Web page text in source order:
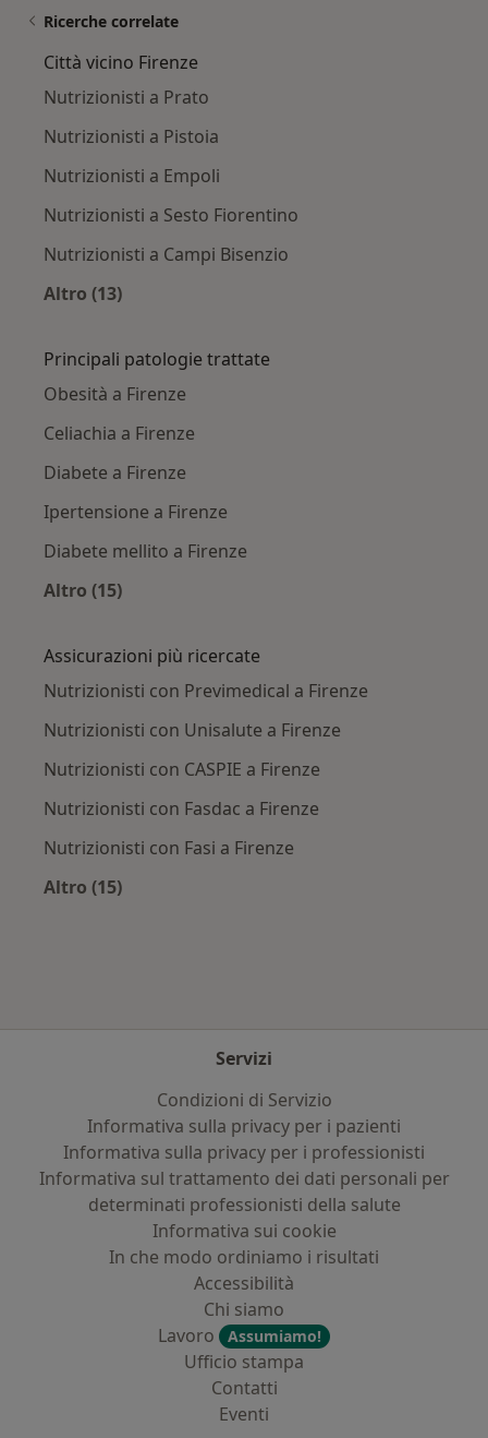
Ricerche correlate
Città vicino Firenze
Nutrizionisti a Prato
Nutrizionisti a Pistoia
Nutrizionisti a Empoli
Nutrizionisti a Sesto Fiorentino
Nutrizionisti a Campi Bisenzio
Altro (13)
Principali patologie trattate
Obesità a Firenze
Celiachia a Firenze
Diabete a Firenze
Ipertensione a Firenze
Diabete mellito a Firenze
Altro (15)
Assicurazioni più ricercate
Nutrizionisti con Previmedical a Firenze
Nutrizionisti con Unisalute a Firenze
Nutrizionisti con CASPIE a Firenze
Nutrizionisti con Fasdac a Firenze
Nutrizionisti con Fasi a Firenze
Altro (15)
Servizi
Condizioni di Servizio
Informativa sulla privacy per i pazienti
Informativa sulla privacy per i professionisti
Informativa sul trattamento dei dati personali per
determinati professionisti della salute
Informativa sui cookie
In che modo ordiniamo i risultati
Accessibilità
Chi siamo
Lavoro
Assumiamo!
Ufficio stampa
Contatti
Eventi